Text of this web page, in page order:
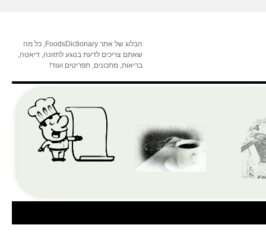
הבלוג של אתר FoodsDictionary, כל מה
שאתם צריכים לדעת בנוגע לתזונה, דיאטה,
בריאות, מתכונים, תפריטים ועוד!